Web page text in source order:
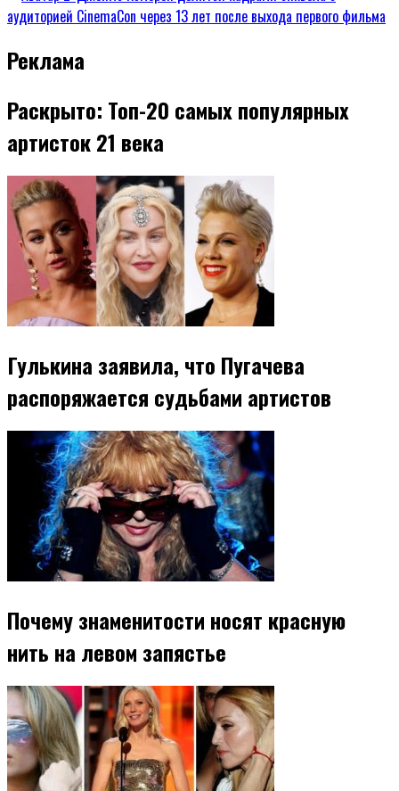
Реклама
Раскрыто: Топ-20 самых популярных
артисток 21 века
Гулькина заявила, что Пугачева
распоряжается судьбами артистов
Почему знаменитости носят красную
нить на левом запястье